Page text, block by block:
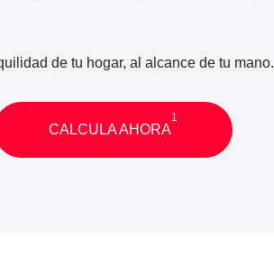
de tu hogar, al alcance de tu mano.
CALCULA AHORA
1